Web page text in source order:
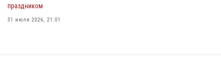
праздником
31 июля 2026, 21:01